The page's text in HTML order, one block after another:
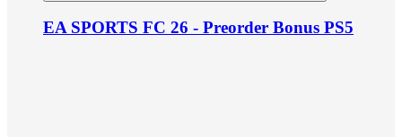
EA SPORTS FC 26 - Preorder Bonus PS5